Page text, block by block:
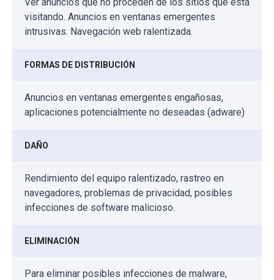
visitando. Anuncios en ventanas emergentes
intrusivas. Navegación web ralentizada.
FORMAS DE DISTRIBUCIÓN
Anuncios en ventanas emergentes engañosas,
aplicaciones potencialmente no deseadas (adware)
DAÑO
Rendimiento del equipo ralentizado, rastreo en
navegadores, problemas de privacidad, posibles
infecciones de software malicioso.
ELIMINACIÓN
Para eliminar posibles infecciones de malware,